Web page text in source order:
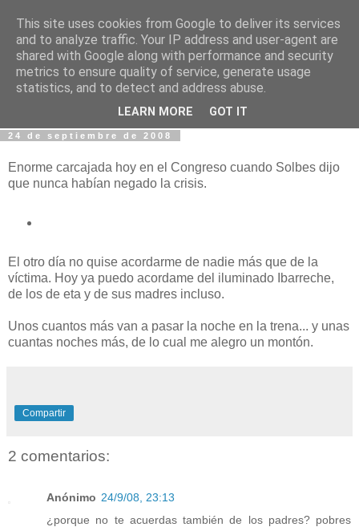
Fotos y Cosas
Miguel Sáenz de Santa María Elizalde
"Un blog es como un diario, pero sin candado".
24 de septiembre de 2008
Enorme carcajada hoy en el Congreso cuando Solbes dijo
que nunca habían negado la crisis.
El otro día no quise acordarme de nadie más que de la
víctima. Hoy ya puedo acordame del iluminado Ibarreche,
de los de eta y de sus madres incluso.
Unos cuantos más van a pasar la noche en la trena... y unas
cuantas noches más, de lo cual me alegro un montón.
Compartir
2 comentarios:
Anónimo 24/9/08, 23:13
¿porque no te acuerdas también de los padres? pobres
This site uses cookies from Google to deliver its services
and to analyze traffic. Your IP address and user-agent are
shared with Google along with performance and security
metrics to ensure quality of service, generate usage
statistics, and to detect and address abuse.
LEARN MORE GOT IT